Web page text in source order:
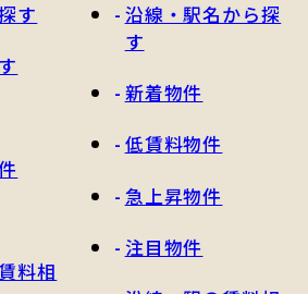
す
料相
沿線・駅名から探
す
新着物件
低賃料物件
急上昇物件
注目物件